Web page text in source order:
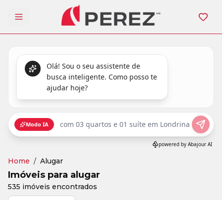
Abrir menu
Home / Alugar
Imóveis para alugar
535 imóveis encontrados